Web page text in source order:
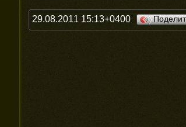
29.08.2011 15:13+0400